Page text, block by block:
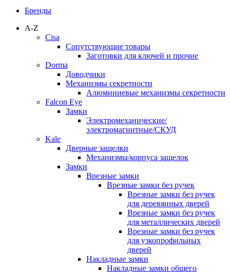
Бренды
A-Z
Cisa
Сопутствующие товары
Заготовки для ключей и прочие
Dorma
Доводчики
Механизмы секретности
Алюминиевые механизмы секретности
Falcon Eye
Замки
Электромеханические/
электромагнитные/СКУД
Kale
Дверные защелки
Механизмы/корпуса защелок
Замки
Врезные замки
Врезные замки без ручек
Врезные замки без ручек
для деревянных дверей
Врезные замки без ручек
для металлических дверей
Врезные замки без ручек
для узкопрофильных
дверей
Накладные замки
Накладные замки общего